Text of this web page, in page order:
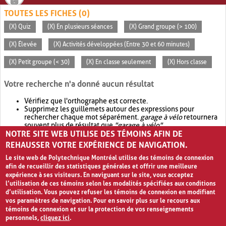
TOUTES LES FICHES (0)
(X) Quiz (X) En plusieurs séances (X) Grand groupe (> 100)
(X) Élevée (X) Activités développées (Entre 30 et 60 minutes)
(X) Petit groupe (< 30) (X) En classe seulement (X) Hors classe
Votre recherche n'a donné aucun résultat
Vérifiez que l'orthographe est correcte.
Supprimez les guillemets autour des expressions pour
rechercher chaque mot séparément. garage à véloretournera
souvent plus de résultat que"garage à vélo".
Envisagez d'élargir votre recherche avec OR.garage OR vélo
retournera souvent plus de résultat quegarage à vélo
NOTRE SITE WEB UTILISE DES TÉMOINS AFIN DE
REHAUSSER VOTRE EXPÉRIENCE DE NAVIGATION.
Le site web de Polytechnique Montréal utilise des témoins de connexion
afin de recueillir des statistiques générales et offrir une meilleure
expérience à ses visiteurs. En naviguant sur le site, vous acceptez
l’utilisation de ces témoins selon les modalités spécifiées aux conditions
d’utilisation. Vous pouvez refuser les témoins de connexion en modifiant
vos paramètres de navigation. Pour en savoir plus sur le recours aux
témoins de connexion et sur la protection de vos renseignements
personnels,cliquez ici.